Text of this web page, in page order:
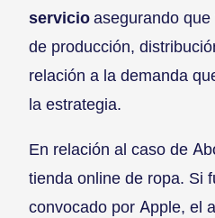
servicioasegurando
de producción,
relación a la demanda
la estrategia.
En relación al caso de
tienda online de ropa. Si
convocado por Apple, el